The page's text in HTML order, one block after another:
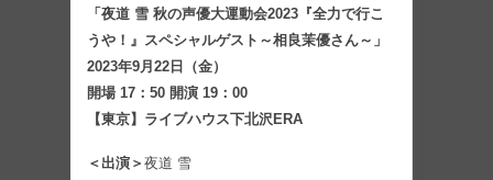
「夜道 雪 秋の声優大運動会2023『全力で行こ
うや！』スペシャルゲスト～相良茉優さん～」
2023年9月22日（金）
開場 17：50 開演 19：00
【東京】ライブハウス下北沢ERA
＜出演＞ 夜道 雪